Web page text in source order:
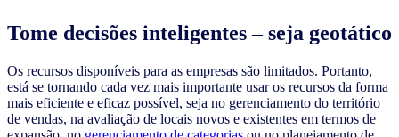
Tome decisões inteligentes – seja geotático
Os recursos disponíveis para as empresas são limitados. Portanto,
está se tornando cada vez mais importante usar os recursos da forma
mais eficiente e eficaz possível, seja no gerenciamento do território
de vendas, na avaliação de locais novos e existentes em termos de